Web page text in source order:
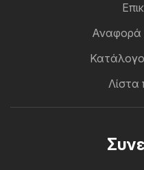
Αναφορά
Λίστα